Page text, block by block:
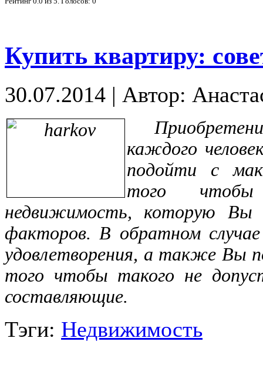
Купить квартиру:
30.07.2014 | Автор:
каждого
подойти с
того чтобы
недвижимость, которую
факторов. В обратном
удовлетворения, а также Вы
того чтобы такого не
составляющие.
Тэги: Недвижимость